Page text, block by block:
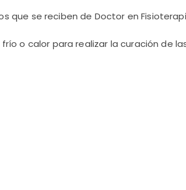
que se reciben de Doctor en
o calor para realizar la curación de